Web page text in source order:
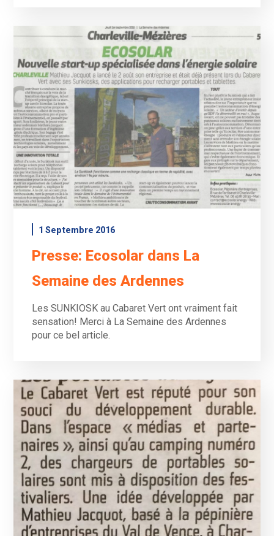
1 Septembre 2016
Presse: Ecosolar dans La
Semaine des Ardennes
Les SUNKIOSK au Cabaret Vert ont vraiment fait
sensation! Merci à La Semaine des Ardennes
pour ce bel article.